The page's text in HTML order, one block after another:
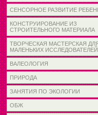
СЕНСОРНОЕ РАЗВИТИЕ
КОНСТРУИРОВАНИЕ ИЗ
СТРОИТЕЛЬНОГО МАТЕРИАЛА
ТВОРЧЕСКАЯ МАСТЕРСКАЯ
МАЛЕНЬКИХ ИССЛЕДОВАТЕЛЕЙ
ВАЛЕОЛОГИЯ
ПРИРОДА
ЗАНЯТИЯ ПО ЭКОЛОГИИ
ОБЖ